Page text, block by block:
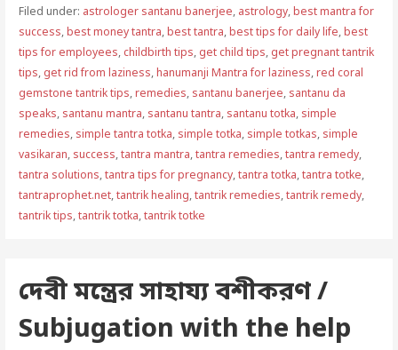
Filed under: astrologer santanu banerjee, astrology,best mantra for
success,best money tantra,best tantra,best tips for daily life,best
tips for employees, childbirth tips, get child tips, get pregnant tantrik
tips, get rid from laziness,hanumanji Mantra for laziness,red coral
gemstone tantrik tips,remedies, santanu banerjee, santanu da
speaks, santanu mantra, santanu tantra, santanu totka, simple
remedies, simple tantra totka, simple totka, simple totkas, simple
vasikaran, success,tantra mantra,tantra remedies,tantra remedy,
tantra solutions,tantra tips for pregnancy,tantra totka,tantra totke,
tantraprophet.net,tantrik healing,tantrik remedies,tantrik remedy,
tantrik tips,tantrik totka,tantrik totke
দেবী মন্ত্রের সাহায্য বশীকরণ /
Subjugation with the help